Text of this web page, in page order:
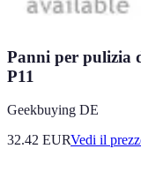
Panni per pulizia
P11
Geekbuying DE
32.42 EURVedi il